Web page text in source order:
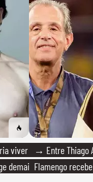
viver
demais
→ Entre Thiago
Flamengo